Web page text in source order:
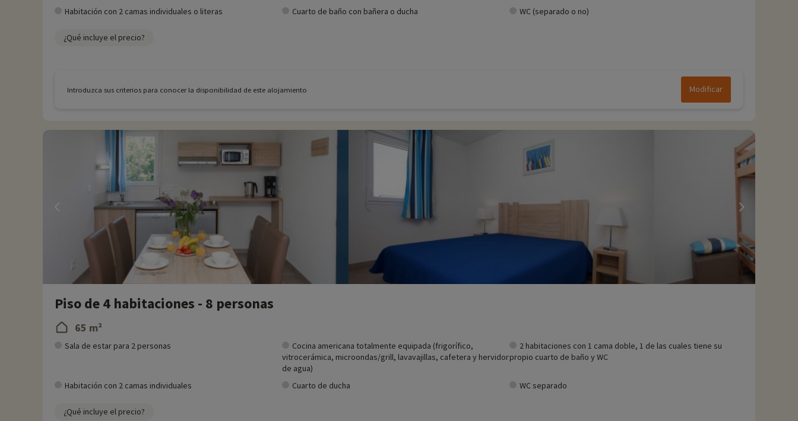
Habitación con 2 camas individuales o literas Cuarto de baño con bañera o ducha WC (separado o no)
¿Qué incluye el precio?
Introduzca sus criterios para conocer la disponibilidad de este alojamiento Modificar
Piso de 4 habitaciones - 8 personas
65 m²
Sala de estar para 2 personas
Cocina americana totalmente equipada (frigorífico,
vitrocerámica, microondas/grill, lavavajillas, cafetera y hervidor
de agua)
2 habitaciones con 1 cama doble, 1 de las cuales tiene su
propio cuarto de baño y WC
Habitación con 2 camas individuales Cuarto de ducha WC separado
¿Qué incluye el precio?